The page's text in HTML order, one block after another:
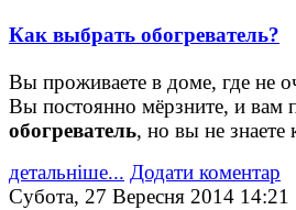
Как выбрать обогреватель?
Вы проживаете в доме, где не
Вы постоянно мёрзните, и вам
обогреватель, но вы не знаете
детальніше... Додати коментар
Субота, 27 Вересня 2014 14:21